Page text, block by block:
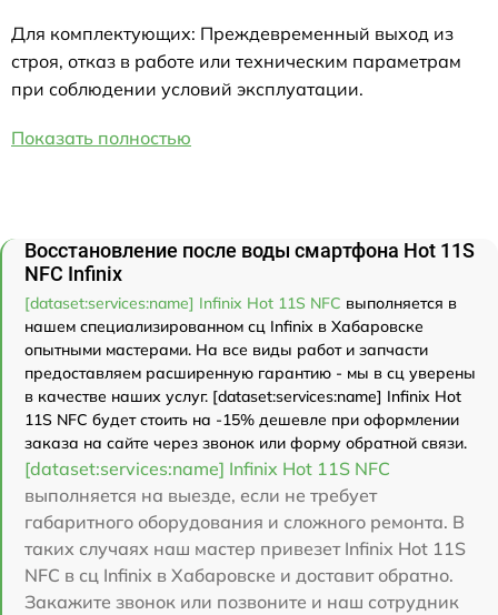
Для комплектующих: Преждевременный выход из
строя, отказ в работе или техническим параметрам
при соблюдении условий эксплуатации.
Показать полностью
Восстановление после воды смартфона Hot 11S
NFC Infinix
[dataset:services:name] Infinix Hot 11S NFC выполняется в
нашем специализированном сц Infinix в Хабаровске
опытными мастерами. На все виды работ и запчасти
предоставляем расширенную гарантию - мы в сц уверены
в качестве наших услуг. [dataset:services:name] Infinix Hot
11S NFC будет стоить на -15% дешевле при оформлении
заказа на сайте через звонок или форму обратной связи.
[dataset:services:name] Infinix Hot 11S NFC
выполняется на выезде, если не требует
габаритного оборудования и сложного ремонта. В
таких случаях наш мастер привезет Infinix Hot 11S
NFC в сц Infinix в Хабаровске и доставит обратно.
Закажите звонок или позвоните и наш сотрудник